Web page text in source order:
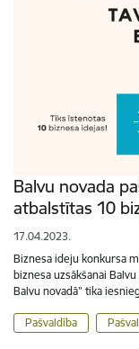
Balvu novada
atbalstītas 10
17.04.2023.
Biznesa ideju konkursa
biznesa uzsākšanai
Balvu novadā” tika
Pašvaldība